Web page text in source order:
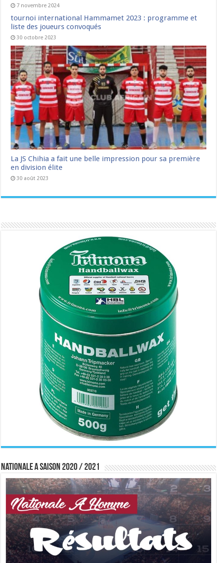
7 novembre 2024
tournoi international Hammamet 2023 : programme et
liste des joueurs convoqués
30 octobre 2023
La JS Chihia a fait une belle impression pour sa première
en division élite
30 août 2023
Nationale A saison 2020 / 2021